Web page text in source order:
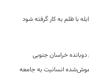
با ظلم به کار گرفته شود
انسانیت به جامعه